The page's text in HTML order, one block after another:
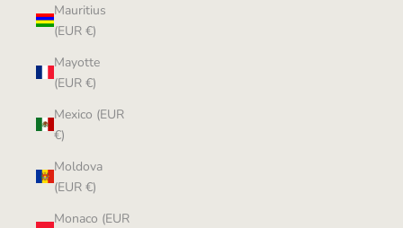
Mauritius
(EUR €)
Mayotte
(EUR €)
Mexico (EUR
€)
Moldova
(EUR €)
Monaco (EUR